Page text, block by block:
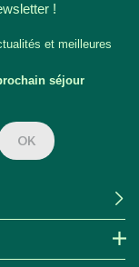
!
et meilleures
séjour
OK